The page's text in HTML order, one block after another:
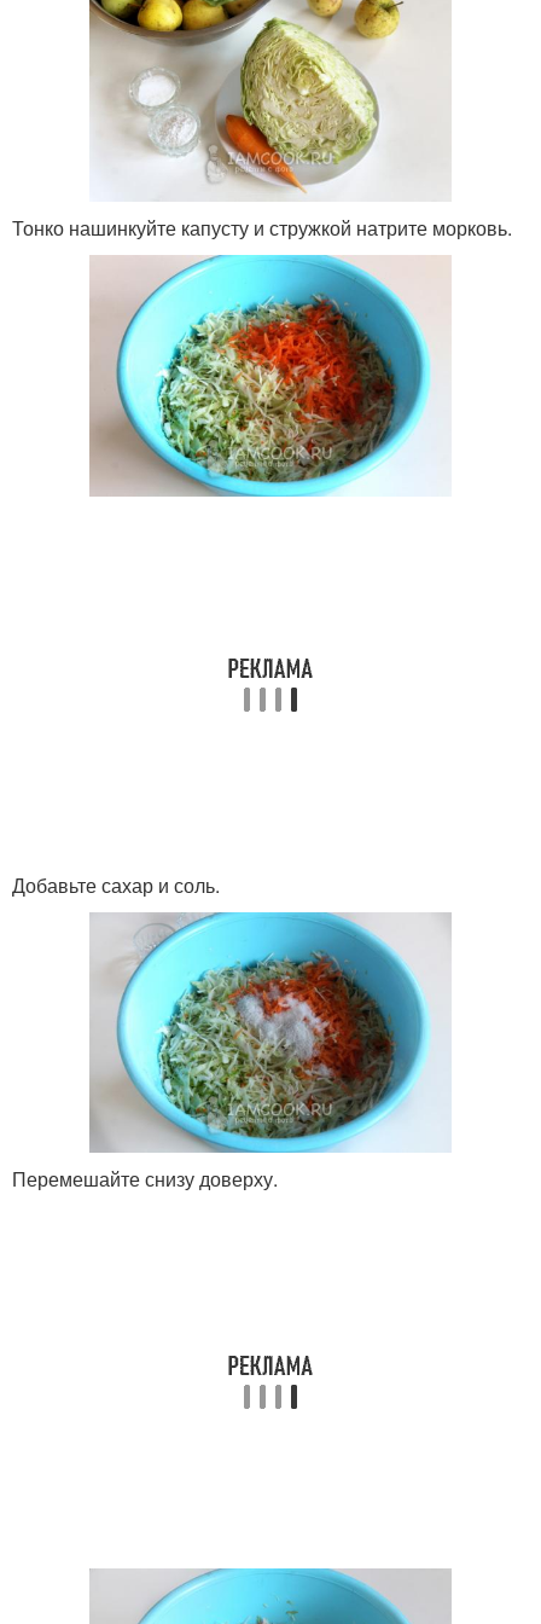
Тонко нашинкуйте капусту и стружкой натрите морковь.
Добавьте сахар и соль.
Перемешайте снизу доверху.